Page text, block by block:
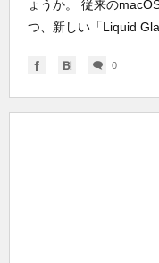
ょうか。 従来の
つ、新しい「Liquid
0